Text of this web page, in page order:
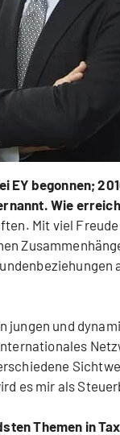
EY begonnen;
Wie
Mit viel
jungen und
es mir als
Themen in